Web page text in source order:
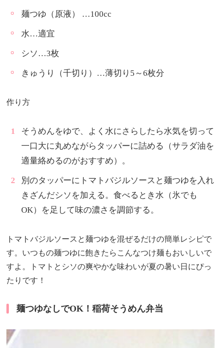
麺つゆ（原液） …100cc
水…適宜
シソ…3枚
きゅうり（千切り）…薄切り5～6枚分
作り方
そうめんをゆで、よく水にさらしたら水気を切って
一口大に丸めながらタッパーに詰める（サラダ油を
適量絡めるのがおすすめ）。
別のタッパーにトマトバジルソースと麺つゆを入れ
きざんだシソを加える。食べるとき水（氷でも
OK）を足して味の濃さを調節する。
トマトバジルソースと麺つゆを混ぜるだけの簡単レシピで
す。いつもの麺つゆに飽きたらこんなつけ麺もおいしいで
すよ。トマトとシソの爽やかな味わいが夏の暑い日にぴっ
たりです！
麺つゆなしでOK！稲荷そうめん弁当